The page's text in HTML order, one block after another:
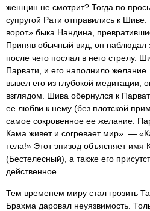
женщин не смотрит? Тогда по
супругой Рати отправились к
ворот» быка Нандина,
Приняв обычный вид, он наблюдал
после чего послал в него стрелу.
Парвати, и его наполнило
вывел его из глубокой медитации,
взглядом. Шива обернулся к
ее любви к нему (без плотской
самое сокровенное ее желание.
Кама живет и согревает мир». —
тела!» Этот эпизод объясняет
(Бестелесный), а также его
действенное
Тем временем миру стал грозить
Брахма даровал неуязвимость.